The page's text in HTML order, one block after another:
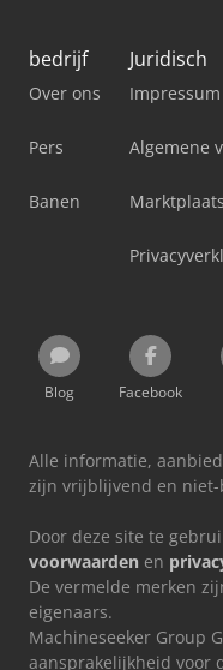
bedrijf
Over ons
Pers
Banen
Juridisch
Impressum
Algemene
Blog Facebook
Alle informatie,
zijn vrijblijvend en
Door deze site te
voorwaarden en
De vermelde merken
eigenaars.
Machineseeker Group
aansprakelijkheid voor